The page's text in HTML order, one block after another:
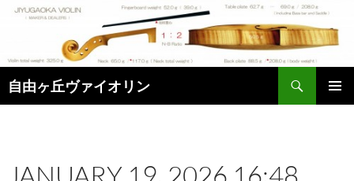
ン
ツ
へ
自由ヶ丘ヴァイオリン
検
索